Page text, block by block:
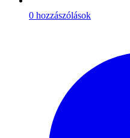
0 hozzászólások